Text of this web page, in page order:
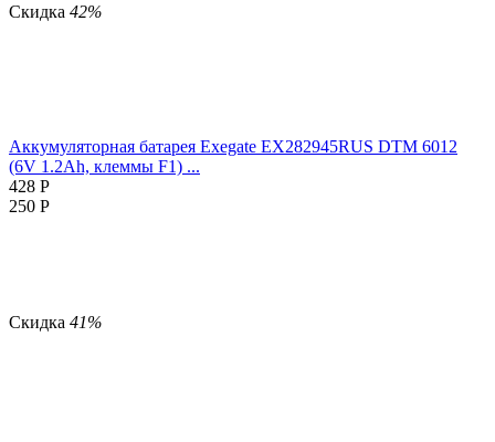
Скидка 42%
Аккумуляторная батарея Exegate EX282945RUS DTM 6012
(6V 1.2Ah, клеммы F1) ...
428 Р
250 Р
Скидка 41%